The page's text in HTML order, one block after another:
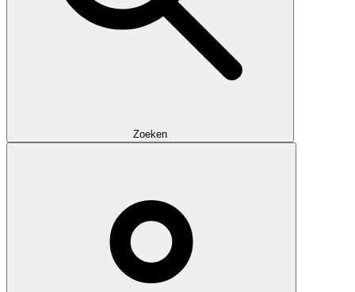
Zoeken